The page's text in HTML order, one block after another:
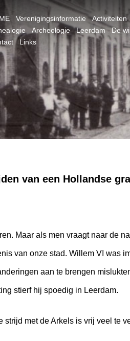
Verenigingsinformatie Activiteiten
Archeologie Leerdam De
Links
van een Hollandse
Maar als men vraagt naar de
van onze stad. Willem VI was
aan te brengen
stierf hij spoedig in Leerdam.
met de Arkels is vrij veel te